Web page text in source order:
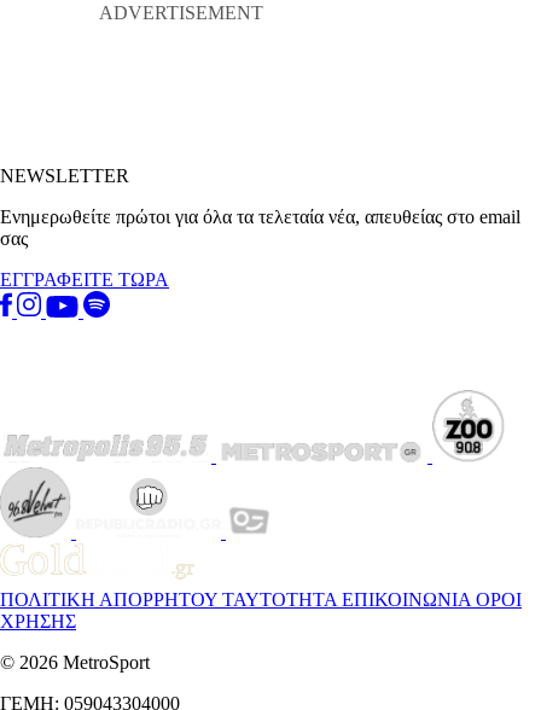
NEWSLETTER
Ενημερωθείτε πρώτοι για όλα τα τελεταία νέα, απευθείας στο email
σας
ΕΓΓΡΑΦΕΙΤΕ ΤΩΡΑ
ΠΟΛΙΤΙΚΗ ΑΠΟΡΡΗΤΟΥ ΤΑΥΤΟΤΗΤΑ ΕΠΙΚΟΙΝΩΝΙΑ ΟΡΟΙ
ΧΡΗΣΗΣ
© 2026 MetroSport
ΓΕΜΗ: 059043304000